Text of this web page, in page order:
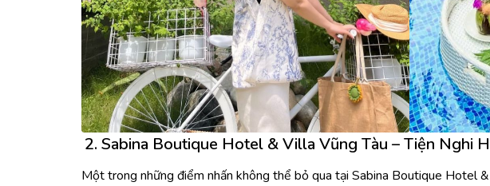
2. Sabina Boutique Hotel & Villa Vũng Tàu – Tiện Nghi
Một trong những điểm nhấn không thể bỏ qua tại Sabina Boutique Hotel